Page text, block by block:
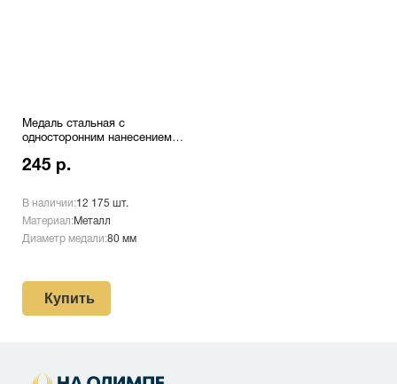
Медаль стальная с
односторонним нанесением
245 р.
В наличии:12 175 шт.
Материал:Металл
Диаметр медали:80 мм
Купить